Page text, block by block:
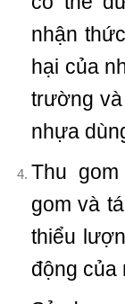
nhận
hại của
trường
nhựa
Thu
gom và
thiểu
động của